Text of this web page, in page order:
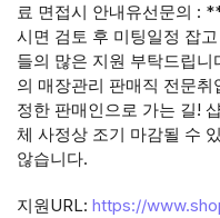
료 면접시 안내유선문의
시면 검토 후 미팅일정 잡
들의 많은 지원 부탁드립
의 매장관리 판매직 전문
정한 판매인으로 가는 길!
체 사정상 조기 마감될 수
않습니다.
지원URL: https://